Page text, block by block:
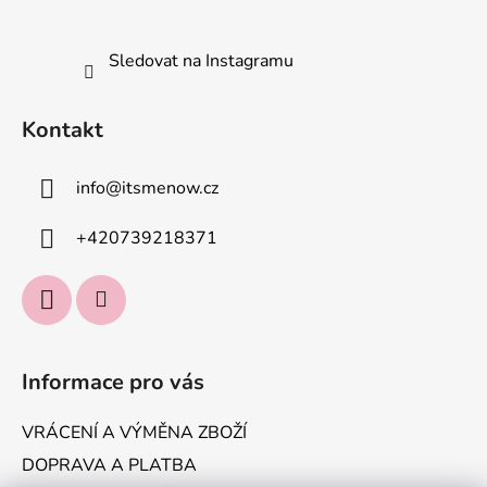
Sledovat na Instagramu
Kontakt
info@itsmenow.cz
+420739218371
Informace pro vás
VRÁCENÍ A VÝMĚNA ZBOŽÍ
DOPRAVA A PLATBA